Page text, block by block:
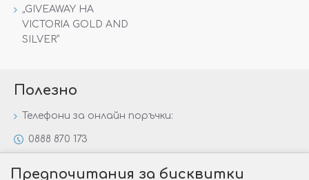
„GIVEAWAY НА
VICTORIA GOLD AND
SILVER“
Полезно
Телефони за онлайн поръчки:
0888 870 173
Предпочитания за бисквитки